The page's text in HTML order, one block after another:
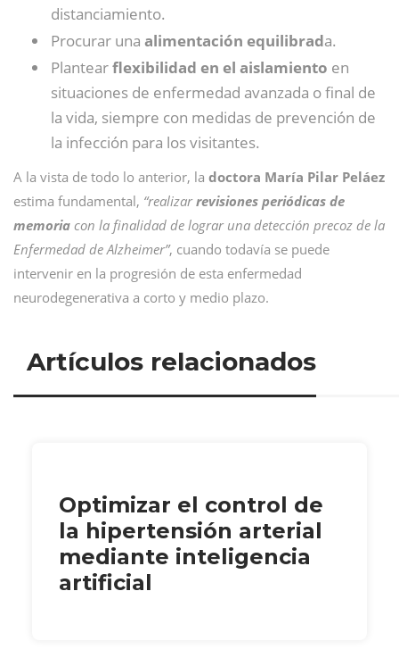
distanciamiento.
Procurar una alimentación equilibrada.
Plantearflexibilidad en el aislamiento en
situaciones de enfermedad avanzada o final de
la vida, siempre con medidas de prevención de
la infección para los visitantes.
A la vista de todo lo anterior, la doctora María Pilar Peláez
estima fundamental, “realizarrevisiones periódicas de
memoria con la finalidad de lograr una detección precoz de la
Enfermedad de Alzheimer”, cuando todavía se puede
intervenir en la progresión de esta enfermedad
neurodegenerativa a corto y medio plazo.
Artículos relacionados
Optimizar el control de
la hipertensión arterial
mediante inteligencia
artificial